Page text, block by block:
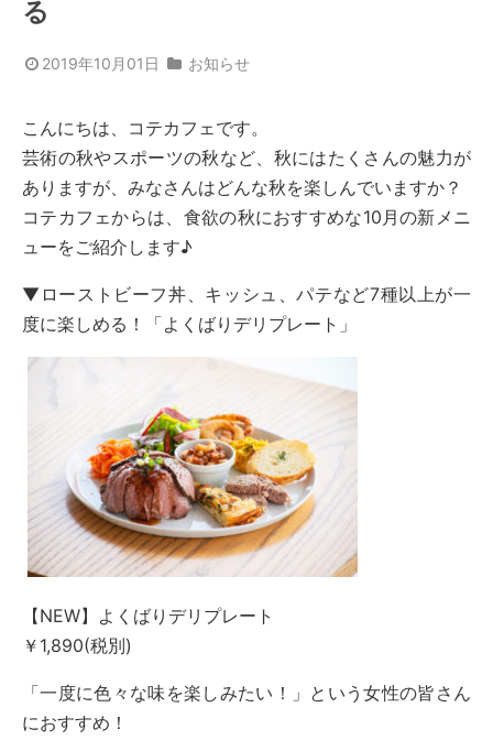
る
2019年10月01日 お知らせ
こんにちは、コテカフェです。
芸術の秋やスポーツの秋など、秋にはたくさんの魅力が
ありますが、みなさんはどんな秋を楽しんでいますか？
コテカフェからは、食欲の秋におすすめな10月の新メニ
ューをご紹介します♪
▼ローストビーフ丼、キッシュ、パテなど7種以上が一
度に楽しめる！「よくばりデリプレート」
【NEW】よくばりデリプレート
￥1,890(税別)
「一度に色々な味を楽しみたい！」という女性の皆さん
におすすめ！